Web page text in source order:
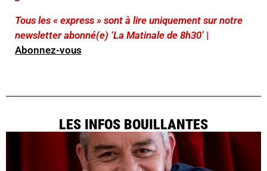
Tous les « express » sont à lire uniquement sur notre
newsletter abonné(e) ‘La Matinale de 8h30’ |
Abonnez-vous
LES INFOS BOUILLANTES